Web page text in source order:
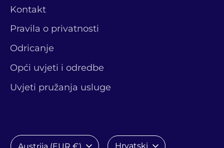
Kontakt
Pravila o privatnosti
Odricanje
Opći uvjeti i odredbe
Uvjeti pružanja usluge
Valuta Jezik
Hrvatski